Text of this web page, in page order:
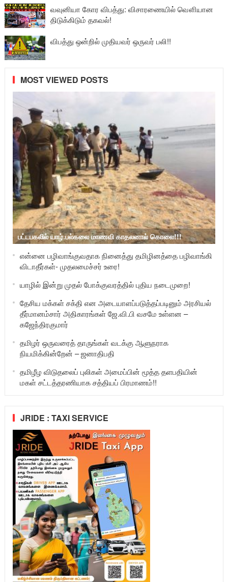
வவுனியா கோர விபத்து: விசாரணையில் வௌியான
திடுக்கிடும் தகவல்!
விபத்து ஒன்றில் முதியவர் ஒருவர் பலி!!
MOST VIEWED POSTS
பட்டபகலில் யாழ்.பல்கலை மாணவி காதலனால் கொலை!!!
என்னை பழிவாங்குவதாக நினைத்து தமிழினத்தை பழிவாங்கி
விடாதீர்கள்- முதலமைச்சர் உரை!
யாழில் இன்று முதல் போக்குவரத்தில் புதிய நடைமுறை!
தேசிய மக்கள் சக்தி என அடையாளப்படுத்தப்படினும் அரசியல்
தீர்மானம்சார் அதிகாரங்கள் ஜே.வி.பி வசமே உள்ளன –
கஜேந்திரகுமார்
தமிழர் ஒருவரைத் தாருங்கள் வடக்கு ஆளுநராக
நியமிக்கின்றேன் – ஜனாதிபதி
தமிழீழ விடுதலைப் புலிகள் அமைப்பின் மூத்த தளபதியின்
மகள் சட்டத்தரணியாக சத்தியப் பிரமாணம்!!
JRIDE : TAXI SERVICE